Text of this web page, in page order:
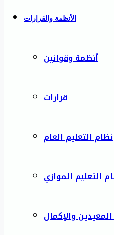
الأنظمة والقرارات
أنظمة وقوانين
قرارات
نظام التعليم العام
التعليم الموازي
والإكمال